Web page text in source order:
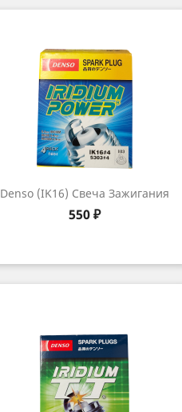
Denso (IK16) Свеча Зажигания
Цена
550 ₽
Быстрый просмотр